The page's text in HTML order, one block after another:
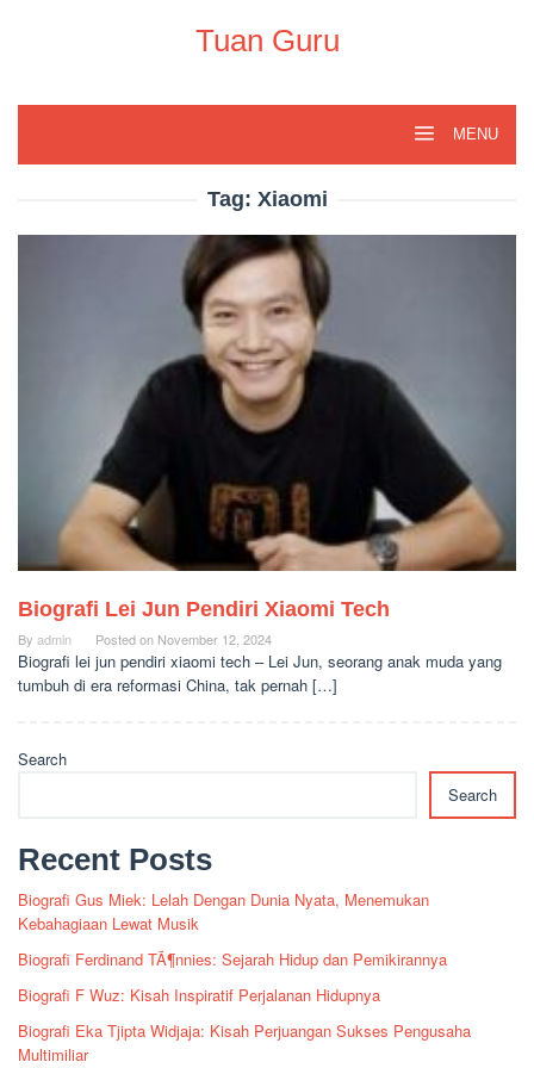
Tuan Guru
MENU
Tag: Xiaomi
Biografi Lei Jun Pendiri Xiaomi Tech
By admin Posted on November 12, 2024
Biografi lei jun pendiri xiaomi tech – Lei Jun, seorang anak muda yang
tumbuh di era reformasi China, tak pernah […]
Search
Search
Recent Posts
Biografi Gus Miek: Lelah Dengan Dunia Nyata, Menemukan
Kebahagiaan Lewat Musik
Biografi Ferdinand TÃ¶nnies: Sejarah Hidup dan Pemikirannya
Biografi F Wuz: Kisah Inspiratif Perjalanan Hidupnya
Biografi Eka Tjipta Widjaja: Kisah Perjuangan Sukses Pengusaha
Multimiliar